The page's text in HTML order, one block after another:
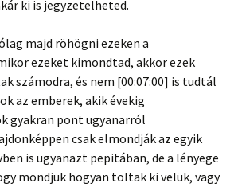
ki is jegyzetelheted.
majd röhögni ezeken a
ezeket kimondtad, akkor ezek
számodra, és nem [00:07:00] is tudtál
az emberek, akik évekig
gyakran pont ugyanarról
csak elmondják az egyik
is ugyanazt pepitában, de a lényege
mondjuk hogyan toltak ki velük, vagy